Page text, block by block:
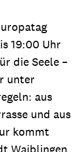
19:00 Uhr
die Seele –
unter
aus
und aus
kommt